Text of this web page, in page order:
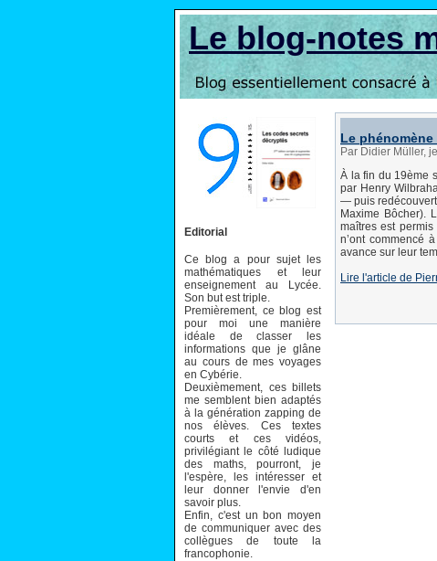
Le blog-notes
Editorial
Ce blog a pour sujet les
mathématiques et leur
enseignement au Lycée.
Son but est triple.
Premièrement, ce blog est
pour moi une manière
idéale de classer les
informations que je glâne
au cours de mes voyages
en Cybérie.
Deuxièmement, ces billets
me semblent bien adaptés
à la génération zapping de
nos élèves. Ces textes
courts et ces vidéos,
privilégiant le côté ludique
des maths, pourront, je
l'espère, les intéresser et
leur donner l'envie d'en
savoir plus.
Enfin, c'est un bon moyen
de communiquer avec des
collègues de toute la
francophonie.
Le phénomène
Par Didier Müller,
À la fin du 19ème
par Henry
— puis
Maxime Bôcher).
maîtres est
n’ont commencé
avance sur leur
Lire l'article de